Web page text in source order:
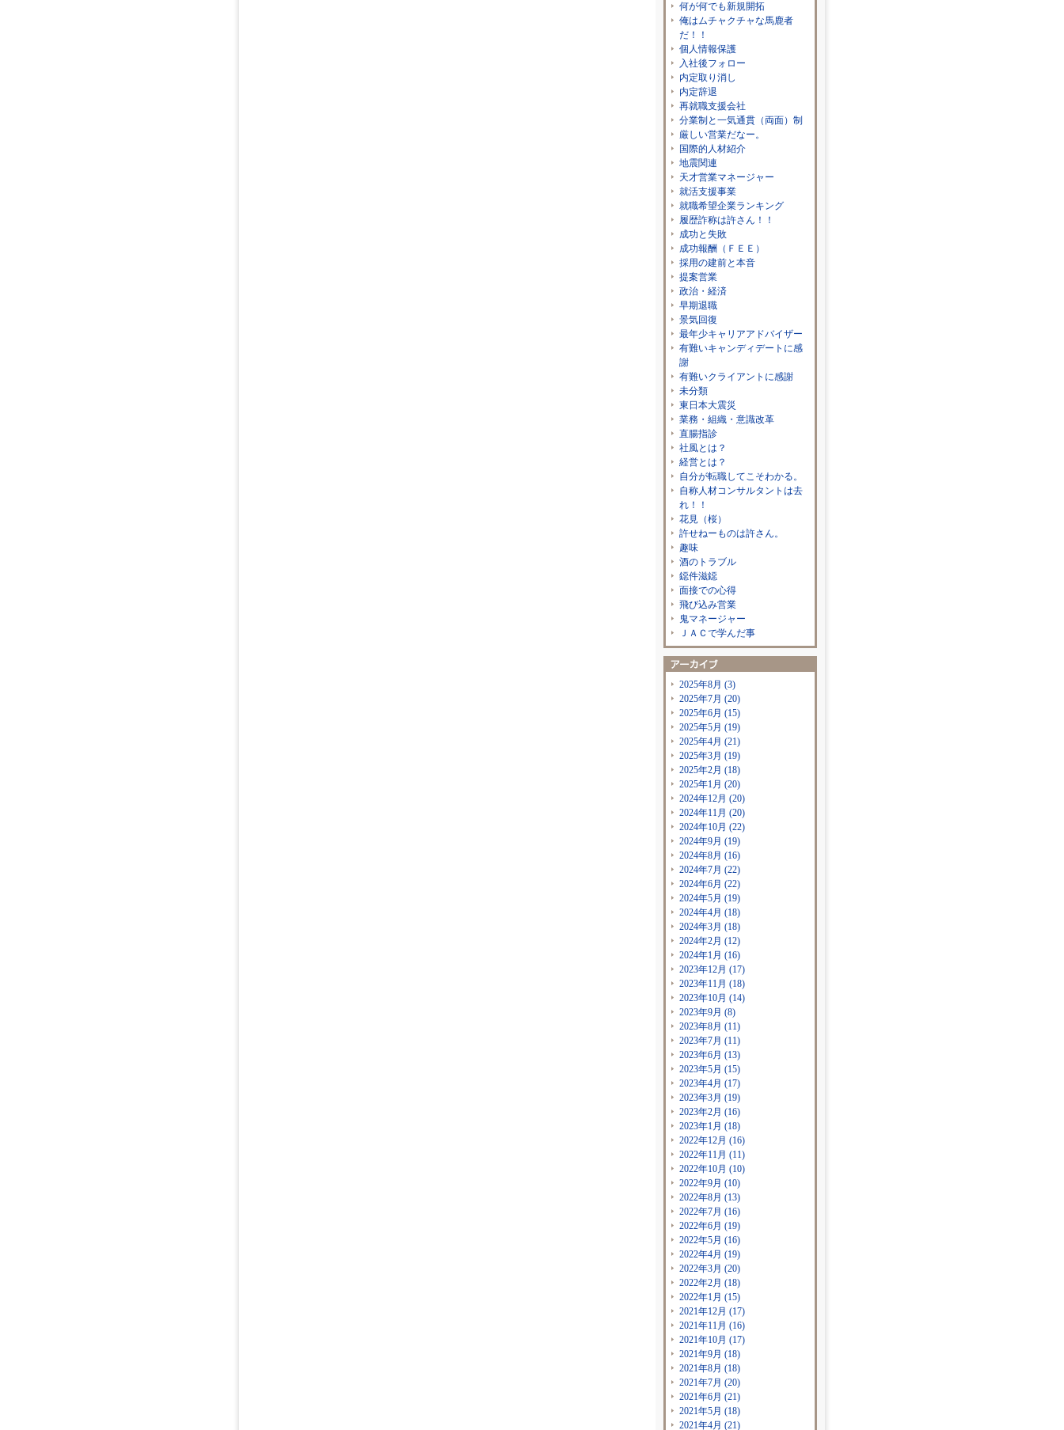
何が何でも新規開拓
俺はムチャクチャな馬鹿者
だ！！
個人情報保護
入社後フォロー
内定取り消し
内定辞退
再就職支援会社
分業制と一気通貫（両面）制
厳しい営業だなー。
国際的人材紹介
地震関連
天才営業マネージャー
就活支援事業
就職希望企業ランキング
履歴詐称は許さん！！
成功と失敗
成功報酬（ＦＥＥ）
採用の建前と本音
提案営業
政治・経済
早期退職
景気回復
最年少キャリアアドバイザー
有難いキャンディデートに感
謝
有難いクライアントに感謝
未分類
東日本大震災
業務・組織・意識改革
直腸指診
社風とは？
経営とは？
自分が転職してこそわかる。
自称人材コンサルタントは去
れ！！
花見（桜）
許せねーものは許さん。
趣味
酒のトラブル
鐚件滋鐚
面接での心得
飛び込み営業
鬼マネージャー
ＪＡＣで学んだ事
2025年8月 (3)
2025年7月 (20)
2025年6月 (15)
2025年5月 (19)
2025年4月 (21)
2025年3月 (19)
2025年2月 (18)
2025年1月 (20)
2024年12月 (20)
2024年11月 (20)
2024年10月 (22)
2024年9月 (19)
2024年8月 (16)
2024年7月 (22)
2024年6月 (22)
2024年5月 (19)
2024年4月 (18)
2024年3月 (18)
2024年2月 (12)
2024年1月 (16)
2023年12月 (17)
2023年11月 (18)
2023年10月 (14)
2023年9月 (8)
2023年8月 (11)
2023年7月 (11)
2023年6月 (13)
2023年5月 (15)
2023年4月 (17)
2023年3月 (19)
2023年2月 (16)
2023年1月 (18)
2022年12月 (16)
2022年11月 (11)
2022年10月 (10)
2022年9月 (10)
2022年8月 (13)
2022年7月 (16)
2022年6月 (19)
2022年5月 (16)
2022年4月 (19)
2022年3月 (20)
2022年2月 (18)
2022年1月 (15)
2021年12月 (17)
2021年11月 (16)
2021年10月 (17)
2021年9月 (18)
2021年8月 (18)
2021年7月 (20)
2021年6月 (21)
2021年5月 (18)
2021年4月 (21)